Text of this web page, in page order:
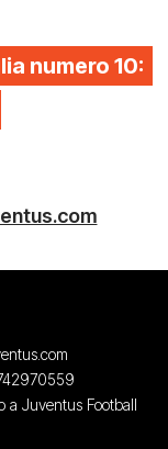
numero 10:
a Juventus Football